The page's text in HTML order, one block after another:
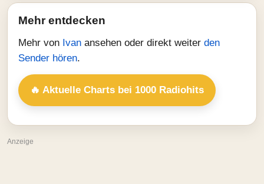
Mehr entdecken
Mehr von Ivan ansehen oder direkt weiter den
Sender hören.
🔥 Aktuelle Charts bei 1000 Radiohits
Anzeige